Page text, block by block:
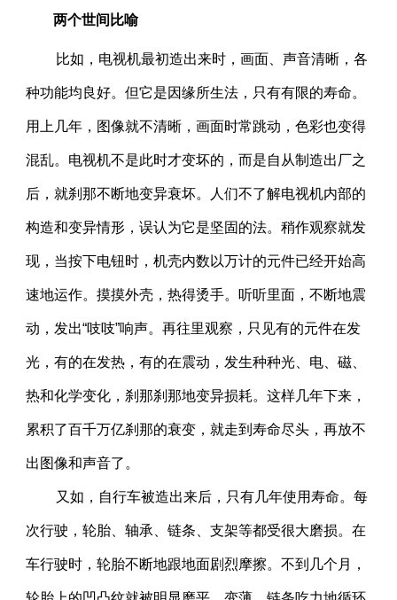
两个世间比喻
比如，电视机最初造出来时，画面、声音清晰，各
种功能均良好。但它是因缘所生法，只有有限的寿命。
用上几年，图像就不清晰，画面时常跳动，色彩也变得
混乱。电视机不是此时才变坏的，而是自从制造出厂之
后，就刹那不断地变异衰坏。人们不了解电视机内部的
构造和变异情形，误认为它是坚固的法。稍作观察就发
现，当按下电钮时，机壳内数以万计的元件已经开始高
速地运作。摸摸外壳，热得烫手。听听里面，不断地震
动，发出“吱吱”响声。再往里观察，只见有的元件在发
光，有的在发热，有的在震动，发生种种光、电、磁、
热和化学变化，刹那刹那地变异损耗。这样几年下来，
累积了百千万亿刹那的衰变，就走到寿命尽头，再放不
出图像和声音了。
又如，自行车被造出来后，只有几年使用寿命。每
次行驶，轮胎、轴承、链条、支架等都受很大磨损。在
车行驶时，轮胎不断地跟地面剧烈摩擦。不到几个月，